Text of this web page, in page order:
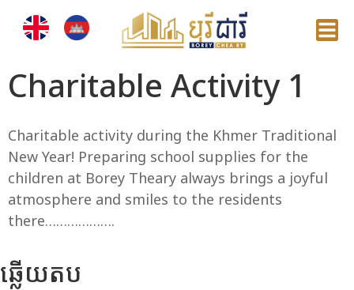
Charitable Activity 1
Charitable activity during the Khmer Traditional
New Year! Preparing school supplies for the
children at Borey Theary always brings a joyful
atmosphere and smiles to the residents
there……………….
ឆ្លើយ​តប